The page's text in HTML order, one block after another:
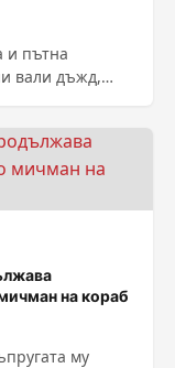
и пътна
вали дъжд,
на кораб
му